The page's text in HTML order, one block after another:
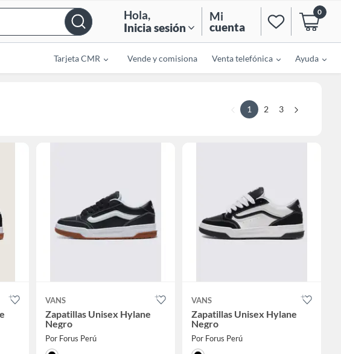
Hola,
Inicia sesión
Mi
cuenta
0
Tarjeta CMR Vende y comisiona Venta telefónica Ayuda
1 2 3
VANS
Zapatillas Unisex Hylane
Negro
Por Forus Perú
VANS
Zapatillas Unisex Hylane
Negro
Por Forus Perú